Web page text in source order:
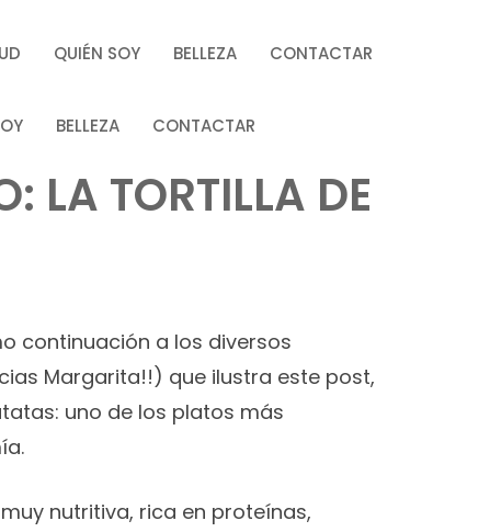
QUIÉN SOY BELLEZA CONTACTAR
BELLEZA CONTACTAR
LA TORTILLA DE
continuación a los diversos
Margarita!!) que ilustra este post,
uno de los platos más
nutritiva, rica en proteínas,